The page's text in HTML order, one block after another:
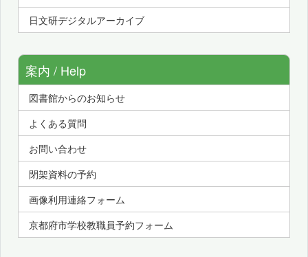
日文研デジタルアーカイブ
案内 / Help
図書館からのお知らせ
よくある質問
お問い合わせ
閉架資料の予約
画像利用連絡フォーム
京都府市学校教職員予約フォーム